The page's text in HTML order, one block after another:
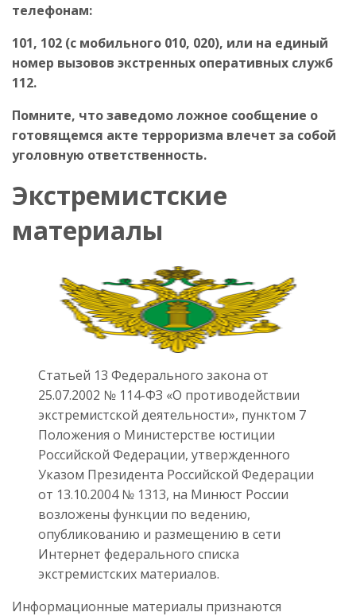
телефонам:
101, 102 (с мобильного 010, 020), или на единый
номер вызовов экстренных оперативных служб
112.
Помните, что заведомо ложное сообщение о
готовящемся акте терроризма влечет за собой
уголовную ответственность.
Экстремистские
материалы
Статьей 13 Федерального закона от
25.07.2002 № 114-ФЗ «О противодействии
экстремистской деятельности», пунктом 7
Положения о Министерстве юстиции
Российской Федерации, утвержденного
Указом Президента Российской Федерации
от 13.10.2004 № 1313, на Минюст России
возложены функции по ведению,
опубликованию и размещению в сети
Интернет федерального списка
экстремистских материалов.
Информационные материалы признаются